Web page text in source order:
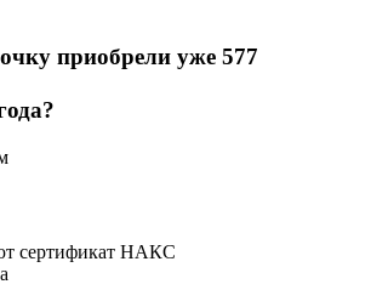
приобрели уже 577
сертификат НАКС